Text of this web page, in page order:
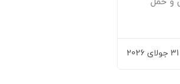
31 جولای 2026